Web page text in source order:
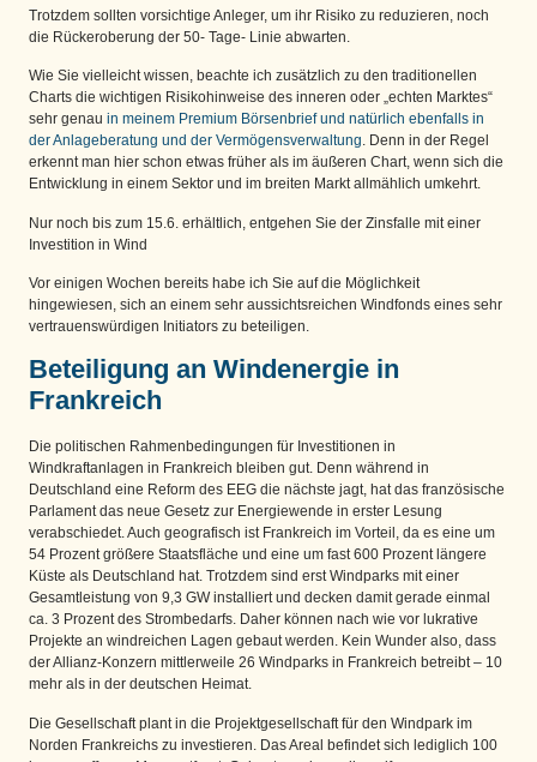
Trotzdem sollten vorsichtige Anleger, um ihr Risiko zu reduzieren, noch
die Rückeroberung der 50- Tage- Linie abwarten.
Wie Sie vielleicht wissen, beachte ich zusätzlich zu den traditionellen
Charts die wichtigen Risikohinweise des inneren oder „echten Marktes“
sehr genau in meinem Premium Börsenbrief und natürlich ebenfalls in
der Anlageberatung und der Vermögensverwaltung. Denn in der Regel
erkennt man hier schon etwas früher als im äußeren Chart, wenn sich die
Entwicklung in einem Sektor und im breiten Markt allmählich umkehrt.
Nur noch bis zum 15.6. erhältlich, entgehen Sie der Zinsfalle mit einer
Investition in Wind
Vor einigen Wochen bereits habe ich Sie auf die Möglichkeit
hingewiesen, sich an einem sehr aussichtsreichen Windfonds eines sehr
vertrauenswürdigen Initiators zu beteiligen.
Beteiligung an Windenergie in
Frankreich
Die politischen Rahmenbedingungen für Investitionen in
Windkraftanlagen in Frankreich bleiben gut. Denn während in
Deutschland eine Reform des EEG die nächste jagt, hat das französische
Parlament das neue Gesetz zur Energiewende in erster Lesung
verabschiedet. Auch geografisch ist Frankreich im Vorteil, da es eine um
54 Prozent größere Staatsfläche und eine um fast 600 Prozent längere
Küste als Deutschland hat. Trotzdem sind erst Windparks mit einer
Gesamtleistung von 9,3 GW installiert und decken damit gerade einmal
ca. 3 Prozent des Strombedarfs. Daher können nach wie vor lukrative
Projekte an windreichen Lagen gebaut werden. Kein Wunder also, dass
der Allianz-Konzern mittlerweile 26 Windparks in Frankreich betreibt – 10
mehr als in der deutschen Heimat.
Die Gesellschaft plant in die Projektgesellschaft für den Windpark im
Norden Frankreichs zu investieren. Das Areal befindet sich lediglich 100